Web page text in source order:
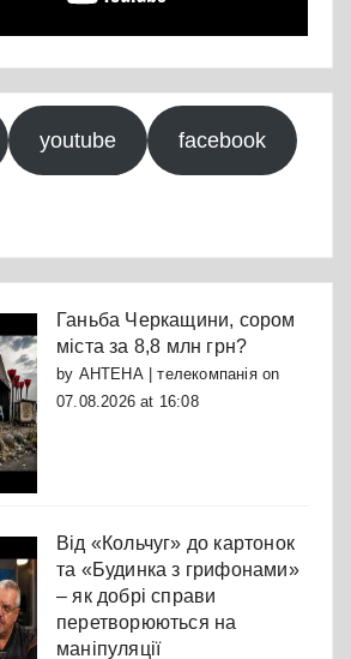
youtube facebook
Ганьба Черкащини, сором
міста за 8,8 млн грн?
by АНТЕНА | телекомпаніяon
07.08.2026 at 16:08
Від «Кольчуг» до картонок
та «Будинка з грифонами»
– як добрі справи
перетворюються на
маніпуляції